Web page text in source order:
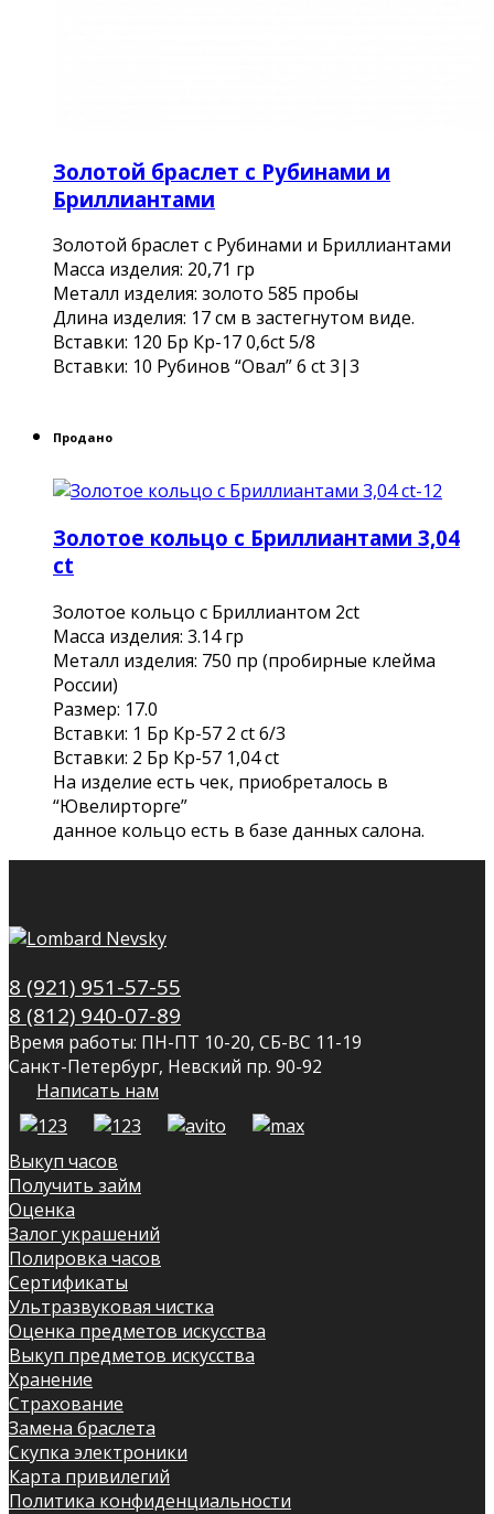
Золотой браслет с Рубинами и
Бриллиантами
Золотой браслет с Рубинами и Бриллиантами
Масса изделия: 20,71 гр
Металл изделия: золото 585 пробы
Длина изделия: 17 см в застегнутом виде.
Вставки: 120 Бр Кр-17 0,6ct 5/8
Вставки: 10 Рубинов “Овал” 6 ct 3|3
Продано
Золотое кольцо с Бриллиантами 3,04
ct
Золотое кольцо с Бриллиантом 2ct
Масса изделия: 3.14 гр
Металл изделия: 750 пр (пробирные клейма
России)
Размер: 17.0
Вставки: 1 Бр Кр-57 2 ct 6/3
Вставки: 2 Бр Кр-57 1,04 сt
На изделие есть чек, приобреталось в
“Ювелирторге”
данное кольцо есть в базе данных салона.
8 (921) 951-57-55
8 (812) 940-07-89
Время работы: ПН-ПТ 10-20, СБ-ВС 11-19
Санкт-Петербург, Невский пр. 90-92
Написать нам
Выкуп часов
Получить займ
Оценка
Залог украшений
Полировка часов
Сертификаты
Ультразвуковая чистка
Оценка предметов искусства
Выкуп предметов искусства
Хранение
Страхование
Замена браслета
Скупка электроники
Карта привилегий
Политика конфиденциальности